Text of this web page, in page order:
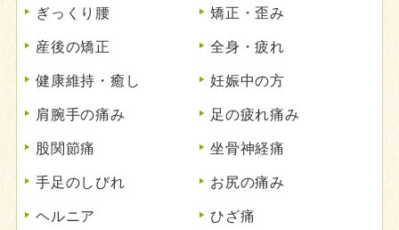
ぎっくり腰
矯正・歪み
産後の矯正
全身・疲れ
健康維持・癒し
妊娠中の方
肩腕手の痛み
足の疲れ痛み
股関節痛
坐骨神経痛
手足のしびれ
お尻の痛み
ヘルニア
ひざ痛